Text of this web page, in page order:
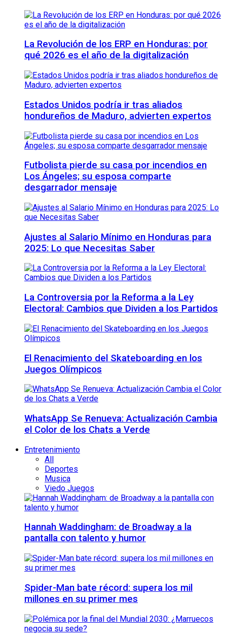
La Revolución de los ERP en Honduras: por
qué 2026 es el año de la digitalización
Estados Unidos podría ir tras aliados
hondureños de Maduro, advierten expertos
Futbolista pierde su casa por incendios en
Los Ángeles; su esposa comparte
desgarrador mensaje
Ajustes al Salario Mínimo en Honduras para
2025: Lo que Necesitas Saber
La Controversia por la Reforma a la Ley
Electoral: Cambios que Dividen a los Partidos
El Renacimiento del Skateboarding en los
Juegos Olímpicos
WhatsApp Se Renueva: Actualización Cambia
el Color de los Chats a Verde
Entretenimiento
All
Deportes
Musica
Viedo Juegos
Hannah Waddingham: de Broadway a la
pantalla con talento y humor
Spider-Man bate récord: supera los mil
millones en su primer mes